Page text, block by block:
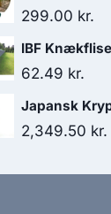
299.00 kr.
IBF
62.49 kr.
Japansk
2,349.50 kr.